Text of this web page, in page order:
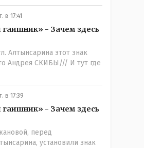
в 17:41
- Зачем здесь
Алтынсарина этот знак
Андрея СКИБЫ/// И тут где
в 17:39
- Зачем здесь
перед
установили знак